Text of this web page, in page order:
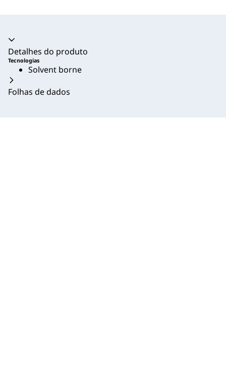
Acordeão recolhido
Detalhes do produto
Tecnologias
Solvent borne
Folhas de dados